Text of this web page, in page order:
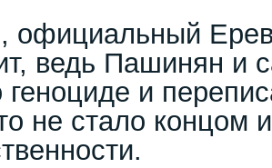
официальный
ведь Пашинян и
геноциде и
не стало концом